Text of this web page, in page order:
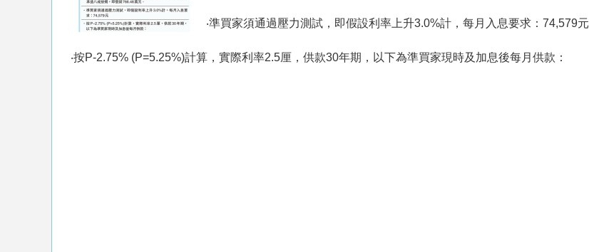
‧準買家須通過壓力測試，即假設利率上升3.0%計，每月入息要求：74,579元
‧按P-2.75% (P=5.25%)計算，實際利率2.5厘，供款30年期，以下為準買家現時及加息後每月供款：